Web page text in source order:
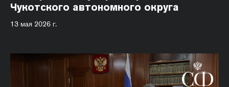
Чукотского автономного округа
13 мая 2026 г.